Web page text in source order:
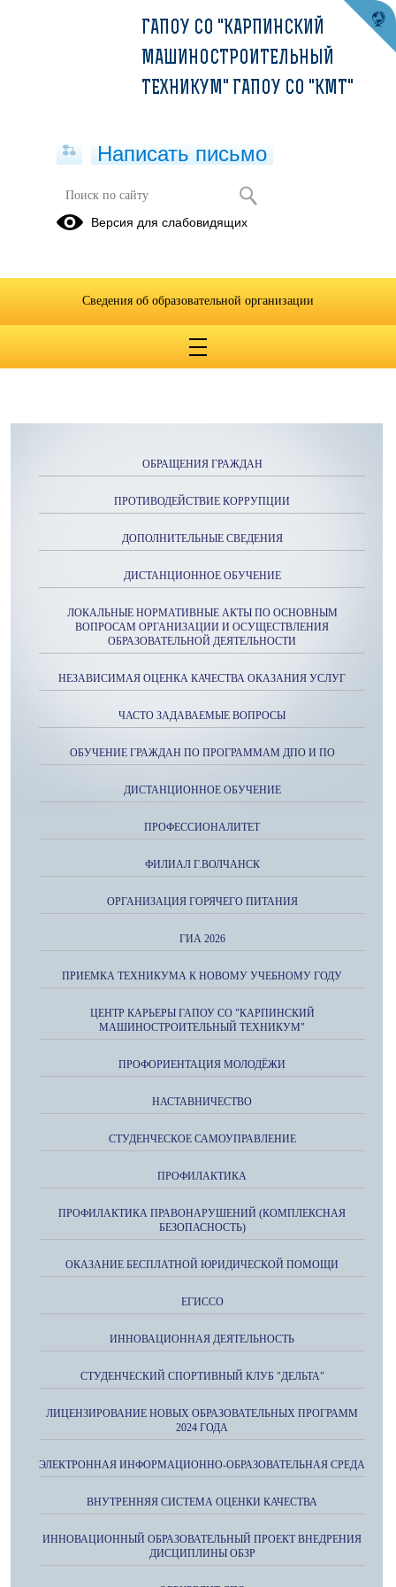
Проектирование инженерных сетей
ОБРАЩЕНИЯ ГРАЖДАН
ПРОТИВОДЕЙСТВИЕ КОРРУПЦИИ
ДОПОЛНИТЕЛЬНЫЕ СВЕДЕНИЯ
ДИСТАНЦИОННОЕ ОБУЧЕНИЕ
ЛОКАЛЬНЫЕ НОРМАТИВНЫЕ АКТЫ ПО ОСНОВНЫМ
ВОПРОСАМ ОРГАНИЗАЦИИ И ОСУЩЕСТВЛЕНИЯ
ОБРАЗОВАТЕЛЬНОЙ ДЕЯТЕЛЬНОСТИ
НЕЗАВИСИМАЯ ОЦЕНКА КАЧЕСТВА ОКАЗАНИЯ УСЛУГ
ЧАСТО ЗАДАВАЕМЫЕ ВОПРОСЫ
ОБУЧЕНИЕ ГРАЖДАН ПО ПРОГРАММАМ ДПО И ПО
ДИСТАНЦИОННОЕ ОБУЧЕНИЕ
ПРОФЕССИОНАЛИТЕТ
ФИЛИАЛ Г.ВОЛЧАНСК
ОРГАНИЗАЦИЯ ГОРЯЧЕГО ПИТАНИЯ
ГИА 2026
ПРИЕМКА ТЕХНИКУМА К НОВОМУ УЧЕБНОМУ ГОДУ
ЦЕНТР КАРЬЕРЫ ГАПОУ СО "КАРПИНСКИЙ
МАШИНОСТРОИТЕЛЬНЫЙ ТЕХНИКУМ"
ПРОФОРИЕНТАЦИЯ МОЛОДЁЖИ
НАСТАВНИЧЕСТВО
СТУДЕНЧЕСКОЕ САМОУПРАВЛЕНИЕ
ПРОФИЛАКТИКА
ПРОФИЛАКТИКА ПРАВОНАРУШЕНИЙ (КОМПЛЕКСНАЯ
БЕЗОПАСНОСТЬ)
ОКАЗАНИЕ БЕСПЛАТНОЙ ЮРИДИЧЕСКОЙ ПОМОЩИ
ЕГИССО
ИННОВАЦИОННАЯ ДЕЯТЕЛЬНОСТЬ
СТУДЕНЧЕСКИЙ СПОРТИВНЫЙ КЛУБ "ДЕЛЬТА"
ЛИЦЕНЗИРОВАНИЕ НОВЫХ ОБРАЗОВАТЕЛЬНЫХ ПРОГРАММ
2024 ГОДА
ЭЛЕКТРОННАЯ ИНФОРМАЦИОННО-ОБРАЗОВАТЕЛЬНАЯ СРЕДА
ВНУТРЕННЯЯ СИСТЕМА ОЦЕНКИ КАЧЕСТВА
ИННОВАЦИОННЫЙ ОБРАЗОВАТЕЛЬНЫЙ ПРОЕКТ ВНЕДРЕНИЯ
ДИСЦИПЛИНЫ ОБЗР
ГАПОУ СО "КАРПИНСКИЙ
МАШИНОСТРОИТЕЛЬНЫЙ
ТЕХНИКУМ" ГАПОУ СО "КМТ"
Написать письмо
Версия для слабовидящих
Сведения об образовательной организации